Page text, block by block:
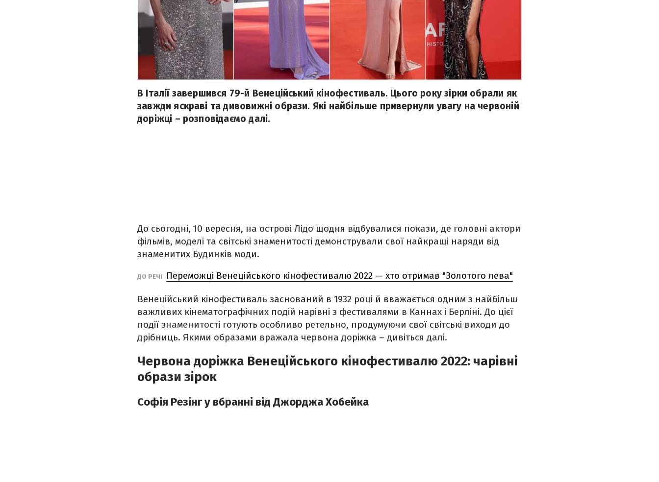
В Італії завершився 79-й Венеційський кінофестиваль. Цього року зірки обрали як
завжди яскраві та дивовижні образи. Які найбільше привернули увагу на червоній
доріжці – розповідаємо далі.
До сьогодні, 10 вересня, на острові Лідо щодня відбувалися покази, де головні актори
фільмів, моделі та світські знаменитості демонстрували свої найкращі наряди від
знаменитих Будинків моди.
ДО РЕЧІ Переможці Венеційського кінофестивалю 2022 — хто отримав "Золотого лева"
Венеційський кінофестиваль заснований в 1932 році й вважається одним з найбільш
важливих кінематографічних подій нарівні з фестивалями в Каннах і Берліні. До цієї
події знаменитості готують особливо ретельно, продумуючи свої світські виходи до
дрібниць. Якими образами вражала червона доріжка – дивіться далі.
Червона доріжка Венеційського кінофестивалю 2022: чарівні
образи зірок
Софія Резінг у вбранні від Джорджа Хобейка